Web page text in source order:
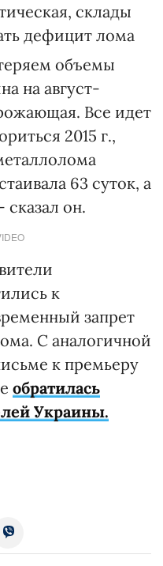
склады
дефицит лома
объемы
на август-
Все идет
2015 г.,
63 суток, а
сказал он.
к
запрет
С аналогичной
к премьеру
обратилась
Украины.